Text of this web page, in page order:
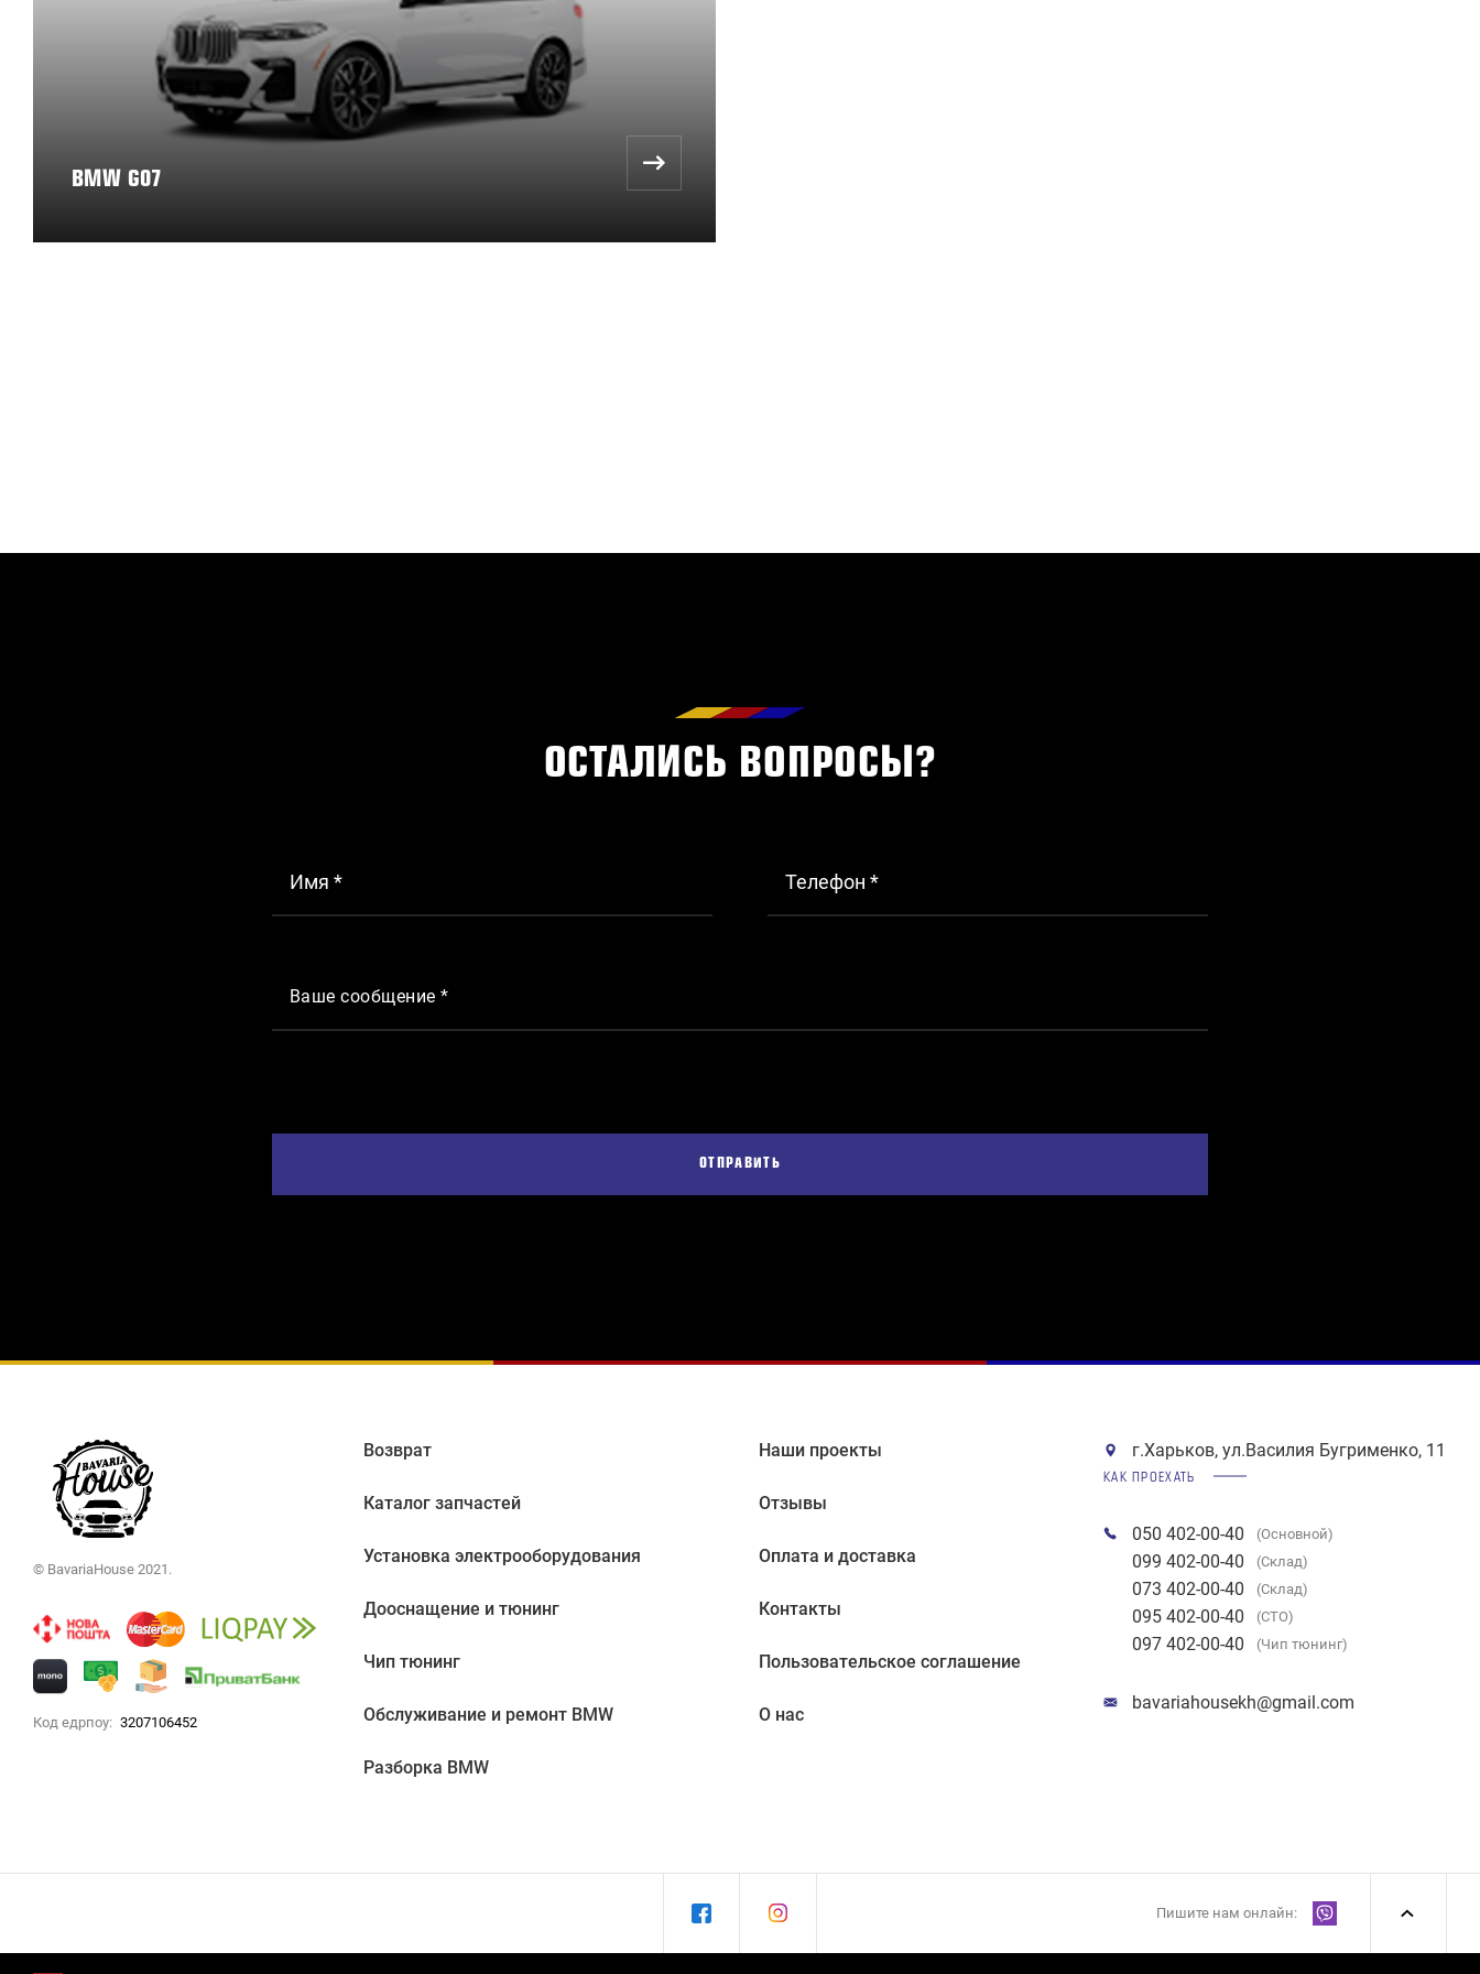
BMW G07
ОСТАЛИСЬ ВОПРОСЫ?
Имя * Телефон *
Ваше сообщение *
ОТПРАВИТЬ
© BavariaHouse 2021.
Код едрпоу: 3207106452
Возврат
Каталог запчастей
Установка электрооборудования
Дооснащение и тюнинг
Чип тюнинг
Обслуживание и ремонт BMW
Разборка BMW
Наши проекты
Отзывы
Оплата и доставка
Контакты
Пользовательское соглашение
О нас
г.Харьков, ул.Василия Бугрименко, 11
КАК ПРОЕХАТЬ
050 402-00-40 (Основной)
099 402-00-40 (Склад)
073 402-00-40 (Склад)
095 402-00-40 (СТО)
097 402-00-40 (Чип тюнинг)
bavariahousekh@gmail.com
Пишите нам онлайн: